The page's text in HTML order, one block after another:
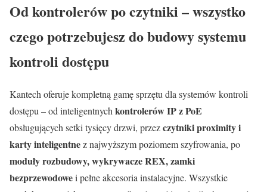
Od kontrolerów po czytniki – wszystko
czego potrzebujesz do budowy systemu
kontroli dostępu
Kantech oferuje kompletną gamę sprzętu dla systemów kontroli
dostępu – od inteligentnychkontrolerów IP z PoE
obsługujących setki tysięcy drzwi, przezczytniki proximity i
karty inteligentnez najwyższym poziomem szyfrowania, po
moduły rozbudowy, wykrywacze REX, zamki
bezprzewodowei pełne akcesoria instalacyjne. Wszystkie